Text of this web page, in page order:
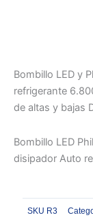
Bombillo LED y
refrigerante
de altas y bajas
Bombillo LED
disipador Auto
SKU R3